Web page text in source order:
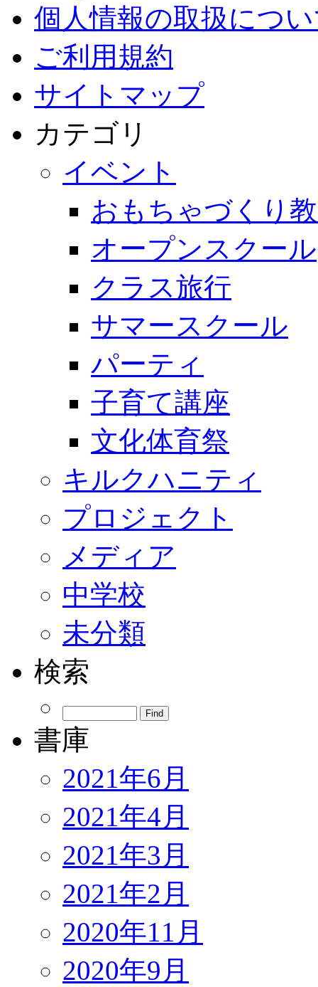
個人情報の取扱につ
ご利用規約
サイトマップ
カテゴリ
イベント
おもちゃづくり
オープンスクール
クラス旅行
サマースクール
パーティ
子育て講座
文化体育祭
キルクハニティ
プロジェクト
メディア
中学校
未分類
検索
書庫
2021年6月
2021年4月
2021年3月
2021年2月
2020年11月
2020年9月